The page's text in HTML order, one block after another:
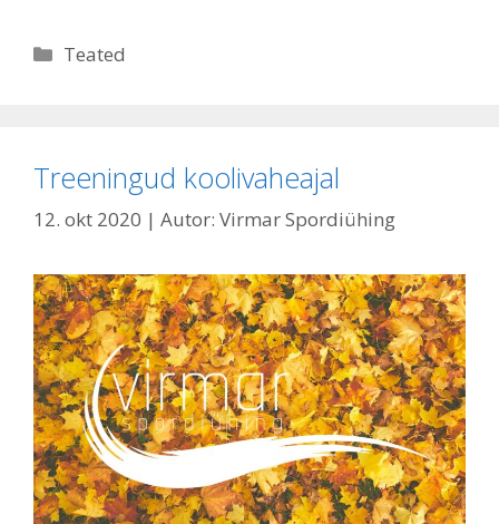
Rubriigid
Teated
Treeningud koolivaheajal
12. okt 2020 | Autor: Virmar Spordiühing